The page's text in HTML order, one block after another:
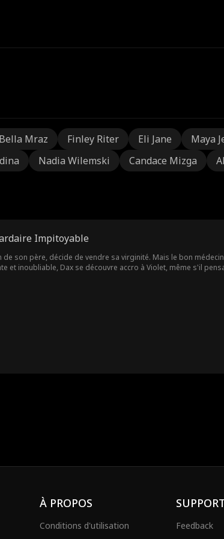
Bella Mraz Finley Riter Eli Jane Maya
Nadia Wilemski Candace Mizga
Impitoyable
son père, décide de vendre sa virginité. Mais le bon
et inoubliable, Dax se découvre accro à Violet, même s'il
À PROPOS
Conditions d'utilisation Feedback